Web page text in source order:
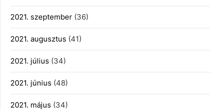
2021. szeptember (36)
2021. augusztus (41)
2021. július (34)
2021. június (48)
2021. május (34)